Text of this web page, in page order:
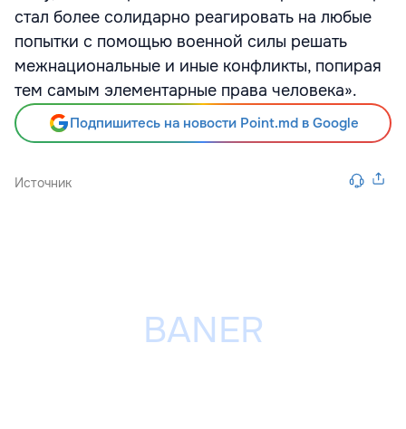
стал более солидарно реагировать на любые
попытки с помощью военной силы решать
межнациональные и иные конфликты, попирая
тем самым элементарные права человека».
Подпишитесь на новости Point.md в Google
Источник